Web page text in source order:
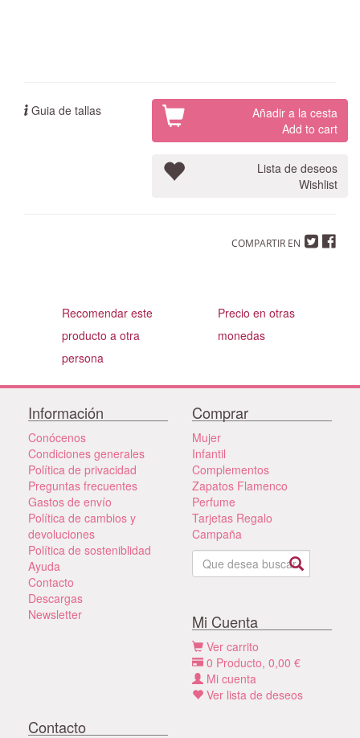
Guia de tallas
Añadir a la cesta
Add to cart
Lista de deseos
Wishlist
COMPARTIR EN
Recomendar este
producto a otra
persona
Precio en otras
monedas
Información
Conócenos
Condiciones generales
Política de privacidad
Preguntas frecuentes
Gastos de envío
Política de cambios y
devoluciones
Política de sosteniblidad
Ayuda
Contacto
Descargas
Newsletter
Comprar
Mujer
Infantil
Complementos
Zapatos Flamenco
Perfume
Tarjetas Regalo
Campaña
Mi Cuenta
Ver carrito
0 Producto, 0,00 €
Mi cuenta
Ver lista de deseos
Contacto